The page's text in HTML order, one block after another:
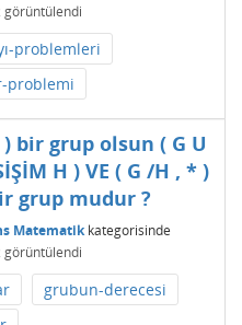
görüntülendi
problemleri
problemi
bir grup olsun ( G U
H ) VE ( G /H , * )
grup mudur ?
Matematikkategorisinde
görüntülendi
grubun-derecesi